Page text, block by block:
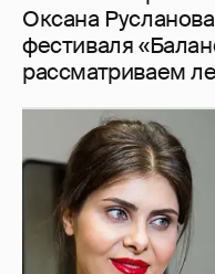
И снова невеста